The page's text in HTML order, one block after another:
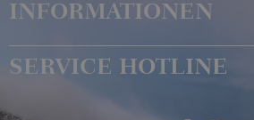
INFORMATIONEN
SERVICE HOTLINE